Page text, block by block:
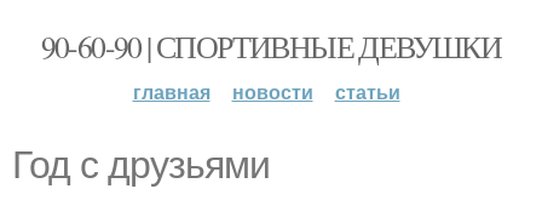
90-60-90 | СПОРТИВНЫЕ ДЕВУШКИ
главная новости статьи
Год с друзьями